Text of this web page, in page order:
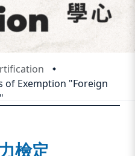
of Exemption "Foreign
檢定